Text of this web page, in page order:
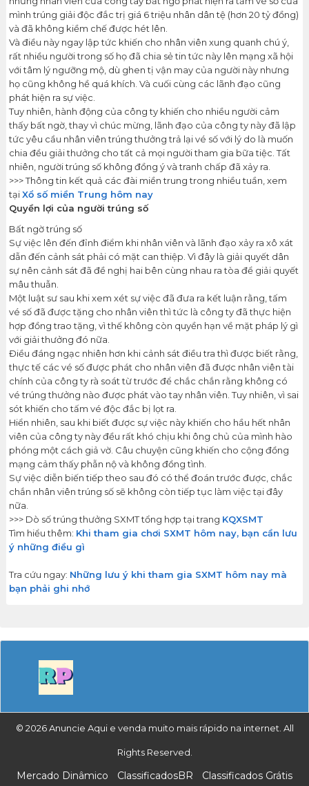
mình trúng giải độc đắc trị giá 6 triệu nhân dân tệ (hơn 20 tỷ đồng)
và đã không kiềm chế được hét lên.
Và điều này ngay lập tức khiến cho nhân viên xung quanh chú ý,
rất nhiều người trong số họ đã chia sẻ tin tức này lên mạng xã hội
với tâm lý ngưỡng mộ, dù ghen tị vận may của người này nhưng
họ cũng không hề quá khích. Và cuối cùng các lãnh đạo cũng
phát hiện ra sự việc.
Tuy nhiên, hành động của công ty khiến cho nhiều người cảm
thấy bất ngờ, thay vì chúc mừng, lãnh đạo của công ty này đã lập
tức yêu cầu nhân viên trúng thưởng trả lại vé số với lý do là muốn
chia đều giải thưởng cho tất cả mọi người tham gia bữa tiệc. Tất
nhiên, người trúng số không đồng ý và tranh chấp đã xảy ra.
>>> Thông tin kết quả các đài miền trung trong nhiều tuần, xem
tạiXổ số miền Trung hôm nay
Quyền lợi của người trúng số
Bất ngờ trúng số
Sự việc lên đến đỉnh điểm khi nhân viên và lãnh đạo xảy ra xô xát
dẫn đến cảnh sát phải có mặt can thiệp. Vì đây là giải quyết dân
sự nên cảnh sát đã đề nghị hai bên cùng nhau ra tòa để giải quyết
mâu thuẫn.
Một luật sư sau khi xem xét sự việc đã đưa ra kết luận rằng, tấm
vé số đã được tặng cho nhân viên thì tức là công ty đã thực hiện
hợp đồng trao tặng, vì thế không còn quyền hạn về mặt pháp lý gì
với giải thưởng đó nữa.
Điều đáng ngạc nhiên hơn khi cảnh sát điều tra thì được biết rằng,
thực tế các vé số được phát cho nhân viên đã được nhân viên tài
chính của công ty rà soát từ trước để chắc chắn rằng không có
vé trúng thưởng nào được phát vào tay nhân viên. Tuy nhiên, vì sai
sót khiến cho tấm vé độc đắc bị lọt ra.
Hiển nhiên, sau khi biết được sự việc này khiến cho hầu hết nhân
viên của công ty này đều rất khó chịu khi ông chủ của mình hào
phóng một cách giả vờ. Câu chuyện cũng khiến cho cộng đồng
mạng cảm thấy phẫn nộ và không đồng tình.
Sự việc diễn biến tiếp theo sau đó có thể đoán trước được, chắc
chắn nhân viên trúng số sẽ không còn tiếp tục làm việc tại đây
nữa.
>>> Dò số trúng thưởng SXMT tổng hợp tại trang KQXSMT
Tìm hiểu thêm: Khi tham gia chơi SXMT hôm nay, bạn cần lưu
ý những điều gì
Tra cứu ngay: Những lưu ý khi tham gia SXMT hôm nay mà
bạn phải ghi nhớ
© 2026 Anuncie Aqui e venda muito mais rápido na internet. All
Rights Reserved.
Mercado Dinâmico ClassificadosBR
Classificados Grátis